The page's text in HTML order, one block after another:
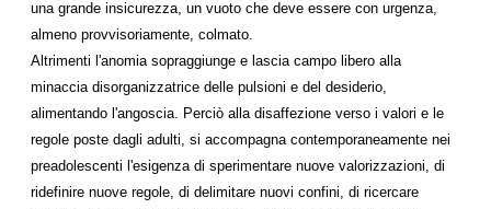
una grande insicurezza, un vuoto che deve essere con urgenza,
almeno provvisoriamente, colmato.
Altrimenti l'anomia sopraggiunge e lascia campo libero alla
minaccia disorganizzatrice delle pulsioni e del desiderio,
alimentando l'angoscia. Perciò alla disaffezione verso i valori e le
regole poste dagli adulti, si accompagna contemporaneamente nei
preadolescenti l'esigenza di sperimentare nuove valorizzazioni, di
ridefinire nuove regole, di delimitare nuovi confini, di ricercare